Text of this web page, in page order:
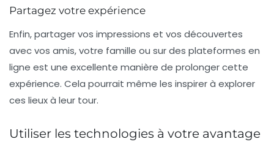
Partagez votre expérience
Enfin, partager vos impressions et vos découvertes
avec vos amis, votre famille ou sur des plateformes en
ligne est une excellente manière de prolonger cette
expérience. Cela pourrait même les inspirer à explorer
ces lieux à leur tour.
Utiliser les technologies à votre avantage